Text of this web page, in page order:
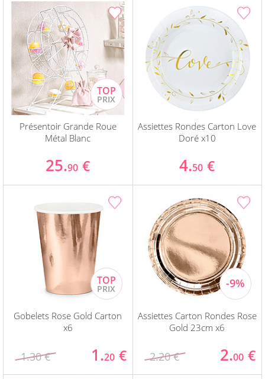
Présentoir Grande Roue
Métal Blanc
25.90 €
Assiettes Rondes Carton Love
Doré x10
4.50 €
Gobelets Rose Gold Carton
x6
1.30 € 1.20 €
Assiettes Carton Rondes Rose
Gold 23cm x6
2.20 € 2.00 €